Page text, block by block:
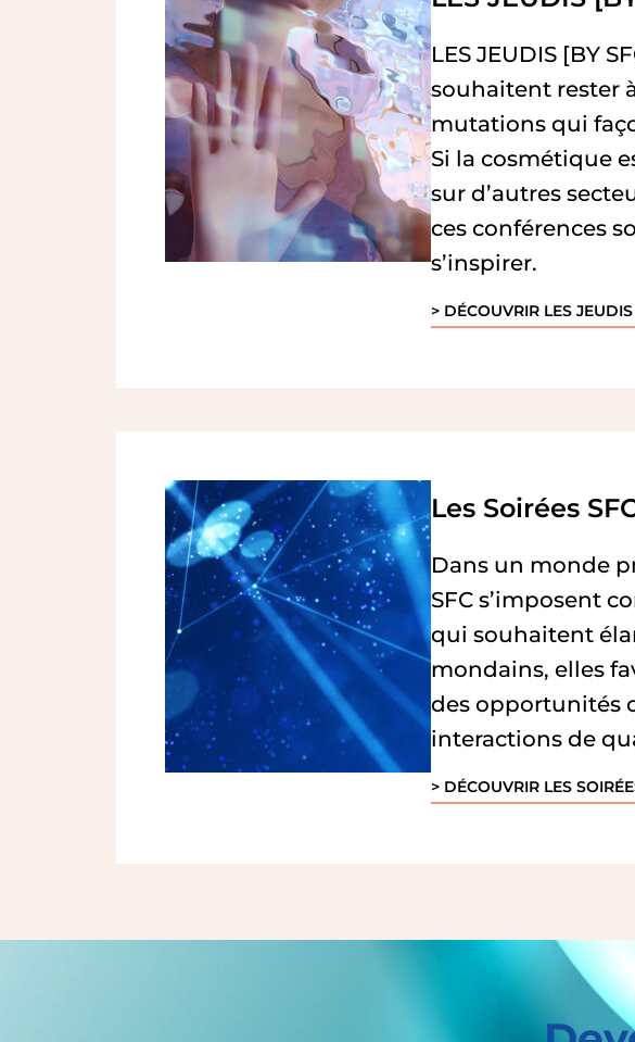
LES JEUDIS [BY
souhaitent rester
mutations qui
Si la cosmétique
sur d’autres
ces conférences
s’inspirer.
> DÉCOUVRIR LES
Les Soirées
Dans un monde
SFC s’imposent
qui souhaitent
mondains, elles
des opportunités
interactions de
> DÉCOUVRIR LES